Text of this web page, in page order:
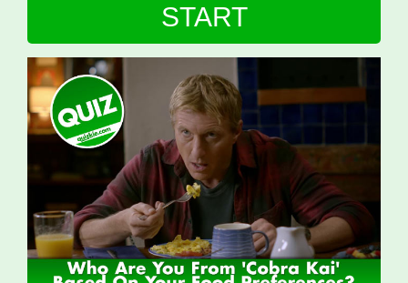
START